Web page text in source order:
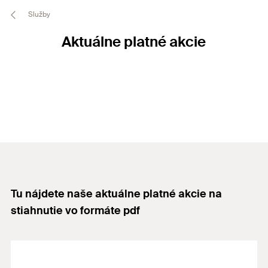
Služby
Aktuálne platné akcie
Tu nájdete naše aktuálne platné akcie na
stiahnutie vo formáte pdf